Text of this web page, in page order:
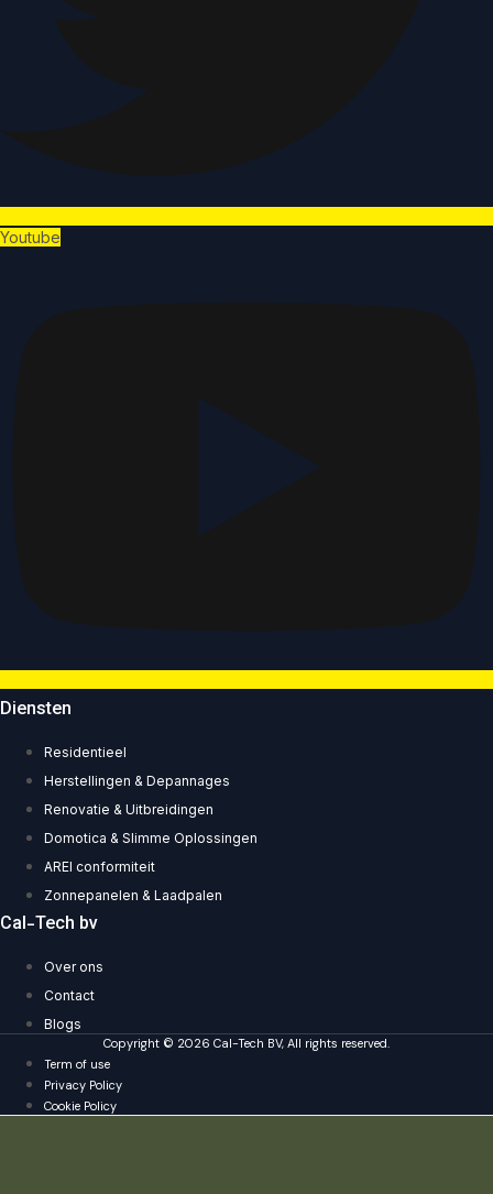
Youtube
Diensten
Residentieel
Herstellingen & Depannages
Renovatie & Uitbreidingen
Domotica & Slimme Oplossingen
AREI conformiteit
Zonnepanelen & Laadpalen
Cal-Tech bv
Over ons
Contact
Blogs
Copyright © 2026 Cal-Tech BV, All rights reserved.
Term of use
Privacy Policy
Cookie Policy